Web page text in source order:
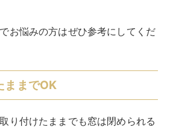
お悩みの方はぜひ参考にしてくだ
ままでOK
り付けたままでも窓は閉められる